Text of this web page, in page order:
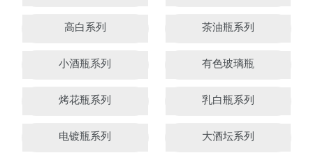
高白系列 茶油瓶系列
小酒瓶系列 有色玻璃瓶
烤花瓶系列 乳白瓶系列
电镀瓶系列 大酒坛系列